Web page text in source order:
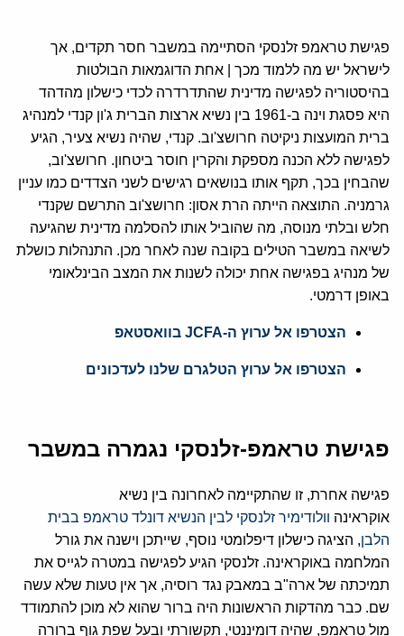
פגישת טראמפ זלנסקי הסתיימה במשבר חסר תקדים, אך
לישראל יש מה ללמוד מכך | אחת הדוגמאות הבולטות
בהיסטוריה לפגישה מדינית שהתדרדרה לכדי כישלון מהדהד
היא פסגת וינה ב-1961 בין נשיא ארצות הברית ג'ון קנדי למנהיג
ברית המועצות ניקיטה חרושצ'וב. קנדי, שהיה נשיא צעיר, הגיע
לפגישה ללא הכנה מספקת והקרין חוסר ביטחון. חרושצ'וב,
שהבחין בכך, תקף אותו בנושאים רגישים לשני הצדדים כמו עניין
גרמניה. התוצאה הייתה הרת אסון: חרושצ'וב התרשם שקנדי
חלש ובלתי מנוסה, מה שהוביל אותו להסלמה מדינית שהגיעה
לשיאה במשבר הטילים בקובה שנה לאחר מכן. התנהלות כושלת
של מנהיג בפגישה אחת יכולה לשנות את המצב הבינלאומי
באופן דרמטי.
הצטרפו אל ערוץ ה-JCFA בוואסטאפ
הצטרפו אל ערוץ הטלגרם שלנו לעדכונים
פגישת טראמפ-זלנסקי נגמרה במשבר
פגישה אחרת, זו שהתקיימה לאחרונה בין נשיא
אוקראינה וולודימיר זלנסקי לבין הנשיא דונלד טראמפ בבית
הלבן, הציגה כישלון דיפלומטי נוסף, שייתכן וישנה את גורל
המלחמה באוקראינה. זלנסקי הגיע לפגישה במטרה לגייס את
תמיכתה של ארה"ב במאבק נגד רוסיה, אך אין טעות שלא עשה
שם. כבר מהדקות הראשונות היה ברור שהוא לא מוכן להתמודד
מול טראמפ, שהיה דומיננטי, תקשורתי ובעל שפת גוף ברורה